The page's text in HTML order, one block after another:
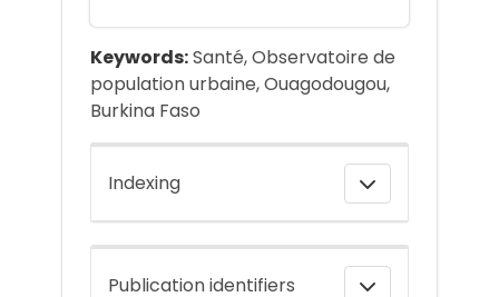
Keywords:Santé, Observatoire de
population urbaine, Ouagodougou,
Burkina Faso
Indexing
Publication identifiers